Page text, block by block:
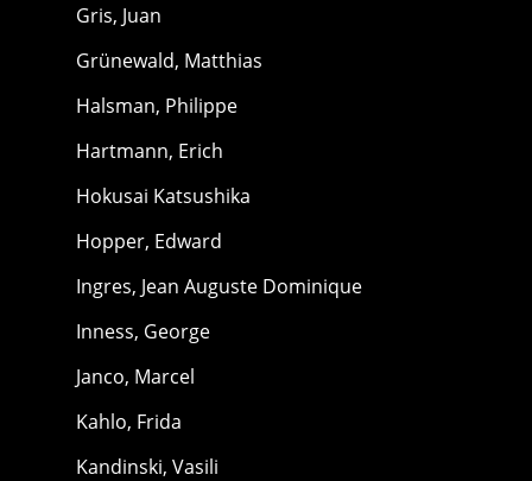
Gris, Juan
Grünewald, Matthias
Halsman, Philippe
Hartmann, Erich
Hokusai Katsushika
Hopper, Edward
Ingres, Jean Auguste Dominique
Inness, George
Janco, Marcel
Kahlo, Frida
Kandinski, Vasili